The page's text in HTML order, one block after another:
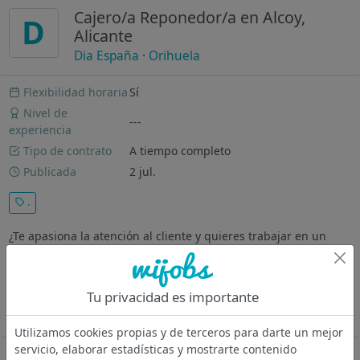
D
Cajero/a Reponedor/a en Alcoy,
Alicante
Dia España · Orihuela
Flexibilidad horaria Sí
Nivel de
experiencia
---
Tipo de contrato
A tiempo completo
Publicada
2 jul.
.
¿Te apasiona la atención al cliente y quieres trabajar en un
ambiente dinámico? En Dia España valoramos a personas
como tú, que disfrutan de ofrecer una experiencia de compra
excepcional. ¡Queremos conocerte! Tu Misión Será Ser la cara
Ver más
Tu privacidad es importante
Utilizamos cookies propias y de terceros para darte un mejor
servicio, elaborar estadísticas y mostrarte contenido